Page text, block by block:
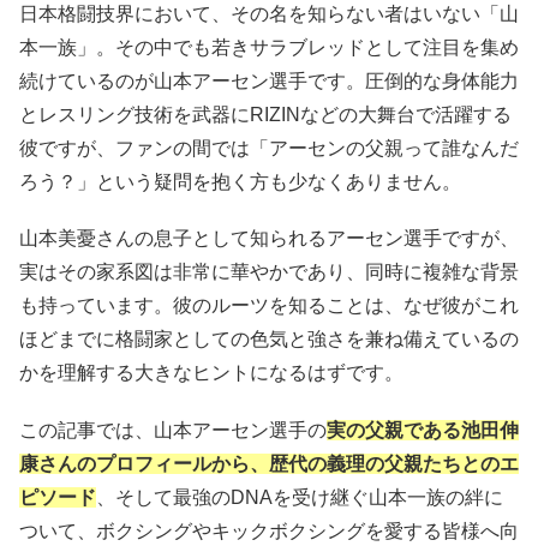
日本格闘技界において、その名を知らない者はいない「山
本一族」。その中でも若きサラブレッドとして注目を集め
続けているのが山本アーセン選手です。圧倒的な身体能力
とレスリング技術を武器にRIZINなどの大舞台で活躍する
彼ですが、ファンの間では「アーセンの父親って誰なんだ
ろう？」という疑問を抱く方も少なくありません。
山本美憂さんの息子として知られるアーセン選手ですが、
実はその家系図は非常に華やかであり、同時に複雑な背景
も持っています。彼のルーツを知ることは、なぜ彼がこれ
ほどまでに格闘家としての色気と強さを兼ね備えているの
かを理解する大きなヒントになるはずです。
この記事では、山本アーセン選手の実の父親である池田伸
康さんのプロフィールから、歴代の義理の父親たちとのエ
ピソード 、そして最強のDNAを受け継ぐ山本一族の絆に
ついて、ボクシングやキックボクシングを愛する皆様へ向